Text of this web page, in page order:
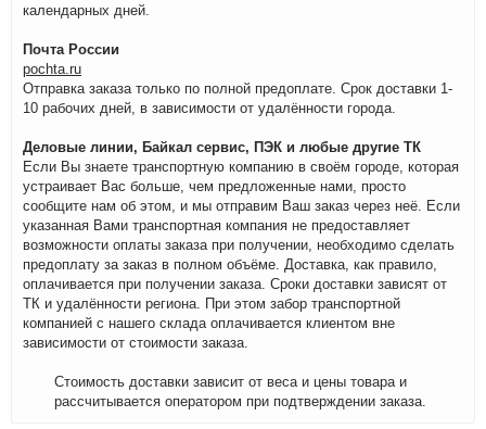
календарных дней.
Почта России
pochta.ru
Отправка заказа только по полной предоплате. Срок доставки 1-
10 рабочих дней, в зависимости от удалённости города.
Деловые линии, Байкал сервис, ПЭК и любые другие ТК
Если Вы знаете транспортную компанию в своём городе, которая
устраивает Вас больше, чем предложенные нами, просто
сообщите нам об этом, и мы отправим Ваш заказ через неё. Если
указанная Вами транспортная компания не предоставляет
возможности оплаты заказа при получении, необходимо сделать
предоплату за заказ в полном объёме. Доставка, как правило,
оплачивается при получении заказа. Сроки доставки зависят от
ТК и удалённости региона. При этом забор транспортной
компанией с нашего склада оплачивается клиентом вне
зависимости от стоимости заказа.
Стоимость доставки зависит от веса и цены товара и
рассчитывается оператором при подтверждении заказа.